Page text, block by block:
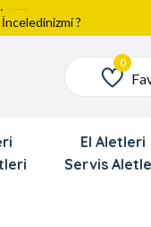
?
Gekliyor !!!
Favoriler
El Aletleri
Servis